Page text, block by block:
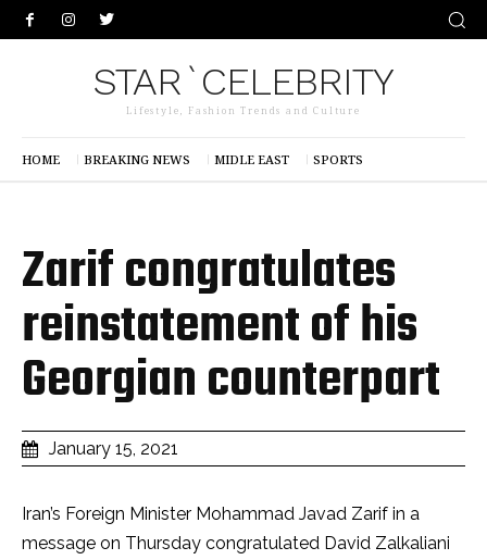
STAR`CELEBRITY
Lifestyle, Fashion Trends and Culture
HOME BREAKING NEWS MIDLE EAST SPORTS
Zarif congratulates
reinstatement of his
Georgian counterpart
January 15, 2021
Iran’s Foreign Minister Mohammad Javad Zarif in a
message on Thursday congratulated David Zalkaliani